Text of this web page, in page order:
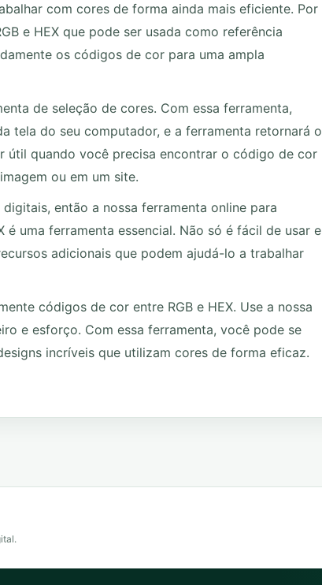
com cores de forma ainda mais eficiente. Por
e HEX que pode ser usada como referência
os códigos de cor para uma ampla
de seleção de cores. Com essa ferramenta,
tela do seu computador, e a ferramenta retornará o
útil quando você precisa encontrar o código de cor
ou em um site.
então a nossa ferramenta online para
uma ferramenta essencial. Não só é fácil de usar e
adicionais que podem ajudá-lo a trabalhar
códigos de cor entre RGB e HEX. Use a nossa
e esforço. Com essa ferramenta, você pode se
incríveis que utilizam cores de forma eficaz.